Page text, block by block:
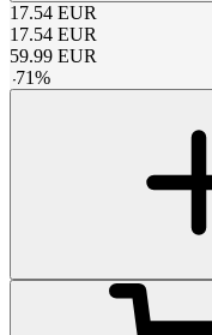
17.54 EUR
17.54 EUR
59.99 EUR
-71%